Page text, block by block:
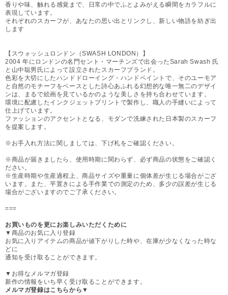
香りや味、触れる感覚まで、日常の中でふとよみがえる瞬間をカラフルに
表現しています。
それぞれのスカーフが、あなたの思い出とリンクし、新しい物語を紡ぎ出
します
【スウォッシュロンドン（SWASH LONDON）】
2004 年にロンドンの名門セント・マーチンズで出会ったSarah Swash 氏
と山中聡男氏によって設立されたスカーフブランド。
色彩を大切にしたハンドドローイング・ハンドペイントで、そのユーモア
と自然のモチーフをベースとした詩心あふれる幻想的な唯一無二のデザイ
ンは、まるで絵画を見ているかのような美しさを持ち合わせています。
環境に配慮したインクジェットプリントで製作し、職人の手縫いによって
仕上げています。
ファッションのアクセントとなる、モダンで洗練された日本製のスカーフ
を提案します。
※お手入れ方法に関しましては、下げ札をご確認ください。
※商品が届きましたら、使用時期に関わらず、必ず商品の状態をご確認く
ださい。
※生産時期や生産過程上、商品サイズや重量に個体差が生じる場合がござ
います。また、平置きによる手作業での測定のため、多少の誤差が生じる
場合がございますのでご了承ください。
===
お買いものを更にお楽しみいただくために
▼商品のお気に入り登録
お気に入りアイテムの商品が値下がりした時や、在庫が少なくなった時な
どに
通知を受け取ることができます。
▼お得なメルマガ登録
新作の情報をいち早く受け取ることができます。
メルマガ登録はこちらから▼